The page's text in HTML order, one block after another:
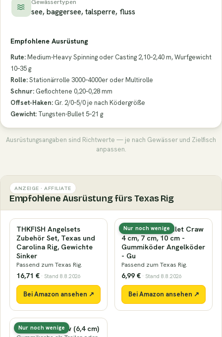
Gewässertypen
see, baggersee, talsperre, fluss
Empfohlene Ausrüstung
Rute:Medium-Heavy Spinning oder Casting 2,10–2,40 m, Wurfgewicht
10–35 g
Rolle:Stationärrolle 3000–4000er oder Multirolle
Schnur: Geflochtene 0,20–0,28 mm
Offset-Haken: Gr. 2/0–5/0 je nach Ködergröße
Gewicht: Tungsten-Bullet 5–21 g
Ausrüstungsangaben sind Richtwerte — je nach Gewässer und Zielfisch
anpassen.
ANZEIGE · AFFILIATE
Empfohlene Ausrüstung fürs Texas Rig
THKFISH Angelsets
Zubehör Set, Texas und
Carolina Rig, Gewichte
Sinker
Passend zum Texas Rig.
16,71 € · Stand 8.8.2026
Bei Amazon ansehen ↗
Nur noch wenige
LMAB Finesse Filet Craw
4 cm, 7 cm, 10 cm -
Gummiköder Angelköder
- Gu
Passend zum Texas Rig.
6,99 € · Stand 8.8.2026
Bei Amazon ansehen ↗
Nur noch wenige
Nays CRW Craw (6,4 cm)